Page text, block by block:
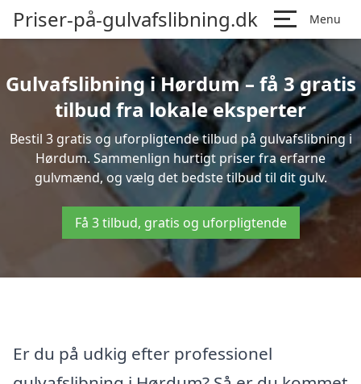
Priser-på-gulvafslibning.dk Menu
Gulvafslibning i Hørdum – få 3 gratis
tilbud fra lokale eksperter
Bestil 3 gratis og uforpligtende tilbud på gulvafslibning i
Hørdum. Sammenlign hurtigt priser fra erfarne
gulvmænd, og vælg det bedste tilbud til dit gulv.
Få 3 tilbud, gratis og uforpligtende
Er du på udkig efter professionel